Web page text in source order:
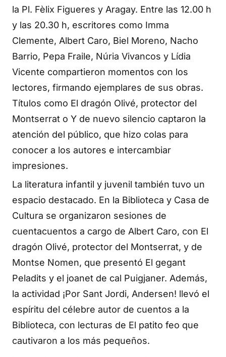
la Pl. Fèlix Figueres y Aragay. Entre las 12.00 h
y las 20.30 h, escritores como Imma
Clemente, Albert Caro, Biel Moreno, Nacho
Barrio, Pepa Fraile, Núria Vivancos y Lídia
Vicente compartieron momentos con los
lectores, firmando ejemplares de sus obras.
Títulos como El dragón Olivé, protector del
Montserrat o Y de nuevo silencio captaron la
atención del público, que hizo colas para
conocer a los autores e intercambiar
impresiones.
La literatura infantil y juvenil también tuvo un
espacio destacado. En la Biblioteca y Casa de
Cultura se organizaron sesiones de
cuentacuentos a cargo de Albert Caro, con El
dragón Olivé, protector del Montserrat, y de
Montse Nomen, que presentó El gegant
Peladits y el joanet de cal Puigjaner. Además,
la actividad ¡Por Sant Jordi, Andersen! llevó el
espíritu del célebre autor de cuentos a la
Biblioteca, con lecturas de El patito feo que
cautivaron a los más pequeños.